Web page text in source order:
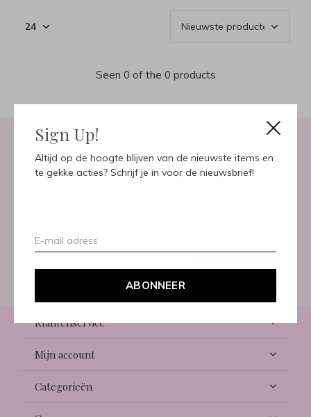
Sign Up!
Altijd op de hoogte blijven van de nieuwste items en
te gekke acties? Schrijf je in voor de nieuwsbrief!
ABONNEER
Seen 0 of the 0 products
Meld je aan voor onze
ABONNEER
Klantenservice
Mijn account
Categorieën